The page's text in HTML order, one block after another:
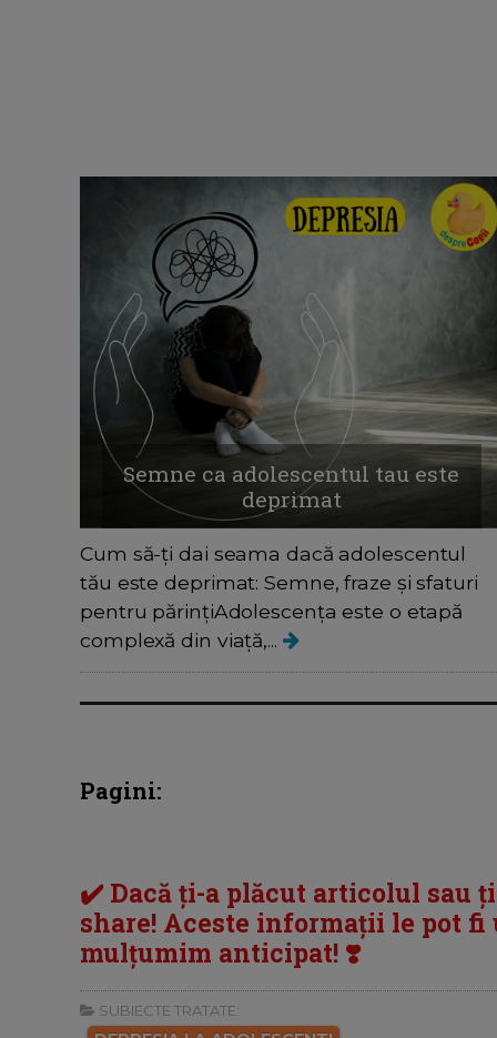
Semne ca adolescentul tau este
deprimat
Cum să-ți dai seama dacă adolescentul
tău este deprimat: Semne, fraze și sfaturi
pentru părințiAdolescența este o etapă
complexă din viață,...
Pagini:
✔️ Dacă ți-a plăcut articolul sau
share! Aceste informații le pot
mulțumim anticipat! ❣️
SUBIECTE TRATATE: